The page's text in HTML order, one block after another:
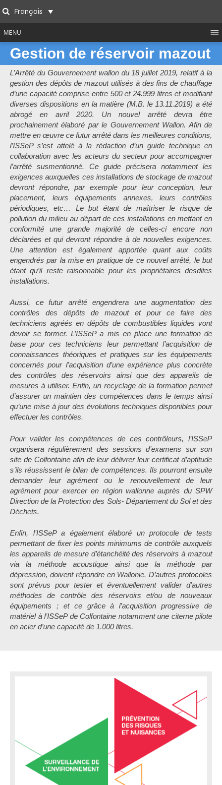
to
content
SearchFrançais
MENU
Gestion de réservoir mazout
L’Arrêté du Gouvernement wallon du 18 juillet 2019, relatif à la
gestion des dépôts de mazout utilisés à des fins de chauffage
d’une capacité comprise entre 500 et 24.999 litres et modifiant
diverses dispositions en la matière (M.B. le 13.11.2019) a été
abrogé en avril 2020. Un nouvel arrêté devra être
prochainement élaboré par le Gouvernement Wallon. Afin de
mettre en œuvre ce futur arrêté dans les meilleures conditions,
l’ISSeP s’est attelé à la rédaction d’un guide technique en
collaboration avec les acteurs du secteur pour accompagner
l’arrêté susmentionné. Ce guide précisera notamment les
exigences auxquelles ces installations de stockage de mazout
devront répondre, par exemple pour leur conception, leur
placement, leurs équipements annexes, leurs contrôles
périodiques, etc… Le but étant de maîtriser le risque de
pollution du milieu au départ de ces installations en mettant en
conformité une grande majorité de celles-ci encore non
déclarées et qui devront répondre à de nouvelles exigences.
Une attention est également apportée quant aux coûts
engendrés par la mise en pratique de ce nouvel arrêté, le but
étant qu’il reste raisonnable pour les propriétaires desdites
installations.
Aussi, ce futur arrêté engendrera une augmentation des
contrôles des dépôts de mazout et pour ce faire des
techniciens agréés en dépôts de combustibles liquides vont
devoir se former. L’ISSeP a mis en place une formation de
base pour ces techniciens leur permettant l’acquisition de
connaissances théoriques et pratiques sur les équipements
concernés pour l’acquisition d’une expérience plus concrète
des contrôles des réservoirs ainsi que des appareils de
mesures à utiliser. Enfin, un recyclage de la formation permet
d’assurer un maintien des compétences dans le temps ainsi
qu’une mise à jour des évolutions techniques disponibles pour
effectuer les contrôles.
Pour valider les compétences de ces contrôleurs, l’ISSeP
organisera régulièrement des sessions d’examens sur son
site de Colfontaine afin de leur délivrer leur certificat d’aptitude
s’ils réussissent le bilan de compétences. Ils pourront ensuite
demander leur agrément ou le renouvellement de leur
agrément pour exercer en région wallonne auprès du SPW
Direction de la Protection des Sols- Département du Sol et des
Déchets.
Enfin, l’ISSeP a également élaboré un protocole de tests
permettant de fixer les points minimums de contrôle auxquels
les appareils de mesure d’étanchéité des réservoirs à mazout
via la méthode acoustique ainsi que la méthode par
dépression, doivent répondre en Wallonie. D’autres protocoles
sont prévus pour tester et éventuellement valider d’autres
méthodes de contrôle des réservoirs et/ou de nouveaux
équipements ; et ce grâce à l’acquisition progressive de
matériel à l’ISSeP de Colfontaine notamment une citerne pilote
en acier d’une capacité de 1.000 litres.